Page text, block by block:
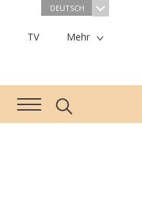
DEUTSCH
TV Mehr